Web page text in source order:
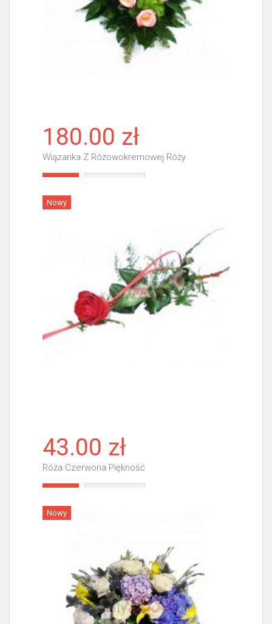
180.00 zł
Wiązanka Z Różowokremowej Róży
Nowy
43.00 zł
Róża Czerwona Piękność
Nowy